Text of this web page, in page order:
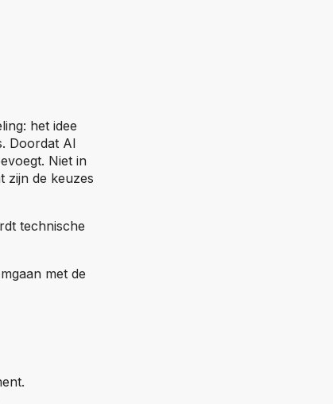
het idee
Doordat AI
Niet in
zijn de keuzes
technische
met de